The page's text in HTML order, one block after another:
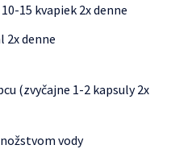
15 kvapiek 2x denne
2x denne
(zvyčajne 1-2 kapsuly 2x
vody